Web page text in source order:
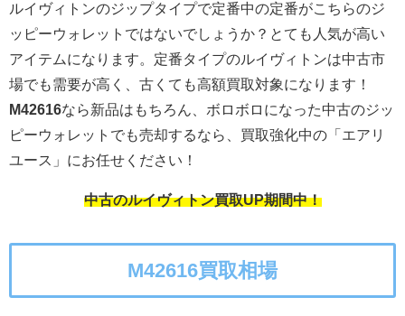
ルイヴィトンのジップタイプで定番中の定番がこちらのジ
ッピーウォレットではないでしょうか？とても人気が高い
アイテムになります。定番タイプのルイヴィトンは中古市
場でも需要が高く、古くても高額買取対象になります！
M42616なら新品はもちろん、ボロボロになった中古のジッ
ピーウォレットでも売却するなら、買取強化中の「エアリ
ユース」にお任せください！
中古のルイヴィトン買取UP期間中！
M42616買取相場